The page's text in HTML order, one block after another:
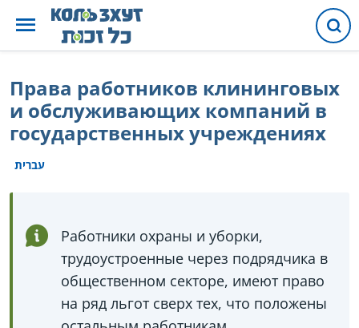
Права работников клининговых
и обслуживающих компаний в
государственных учреждениях
עברית
Работники охраны и уборки,
трудоустроенные через подрядчика в
общественном секторе, имеют право
на ряд льгот сверх тех, что положены